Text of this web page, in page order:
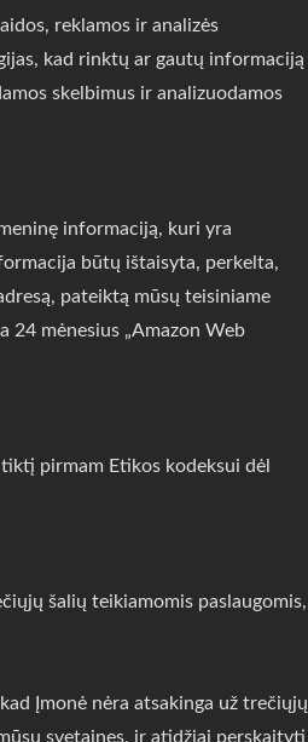
reklamos ir analizės
kad rinktų ar gautų informaciją
skelbimus ir analizuodamos
informaciją, kuri yra
būtų ištaisyta, perkelta,
pateiktą mūsų teisiniame
24 mėnesius „Amazon Web
pirmam Etikos kodeksui dėl
šalių teikiamomis paslaugomis,
Įmonė nėra atsakinga už trečiųjų
svetaines, ir atidžiai perskaityti